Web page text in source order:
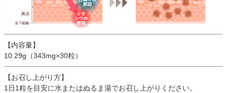
【内容量】
10.29g（343mg×30粒）
【お召し上がり方】
1日1粒を目安に水またはぬるま湯でお召し上がりください。